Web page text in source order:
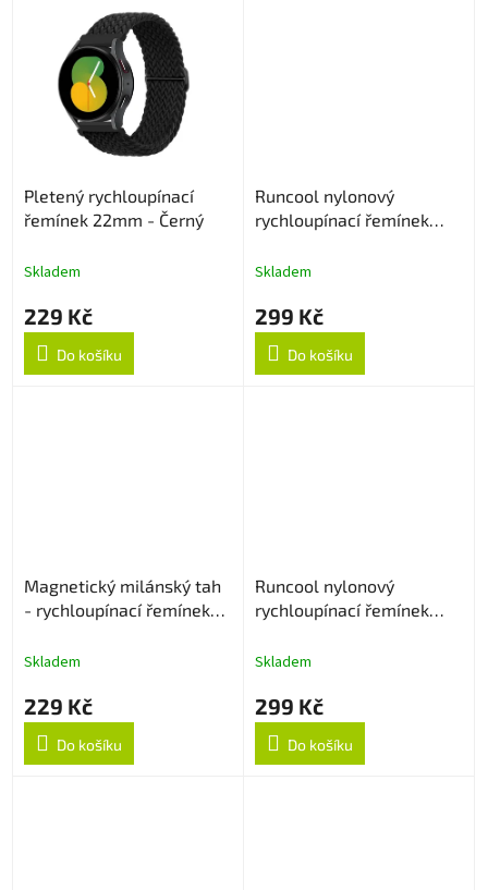
Pletený rychloupínací
řemínek 22mm - Černý
Skladem
229 Kč
Do košíku
Runcool nylonový
rychloupínací řemínek
Skladem
299 Kč
Do košíku
Magnetický milánský tah
- rychloupínací řemínek
Skladem
229 Kč
Do košíku
Runcool nylonový
rychloupínací řemínek
Skladem
299 Kč
Do košíku